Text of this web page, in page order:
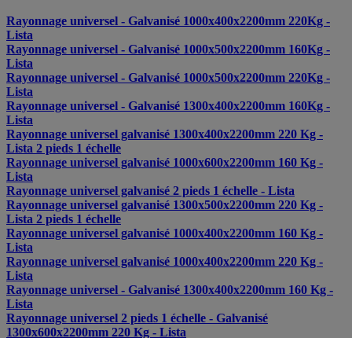
Rayonnage universel - Galvanisé 1000x400x2200mm 220Kg -
Lista
Rayonnage universel - Galvanisé 1000x500x2200mm 160Kg -
Lista
Rayonnage universel - Galvanisé 1000x500x2200mm 220Kg -
Lista
Rayonnage universel - Galvanisé 1300x400x2200mm 160Kg -
Lista
Rayonnage universel galvanisé 1300x400x2200mm 220 Kg -
Lista 2 pieds 1 échelle
Rayonnage universel galvanisé 1000x600x2200mm 160 Kg -
Lista
Rayonnage universel galvanisé 2 pieds 1 échelle - Lista
Rayonnage universel galvanisé 1300x500x2200mm 220 Kg -
Lista 2 pieds 1 échelle
Rayonnage universel galvanisé 1000x400x2200mm 160 Kg -
Lista
Rayonnage universel galvanisé 1000x400x2200mm 220 Kg -
Lista
Rayonnage universel - Galvanisé 1300x400x2200mm 160 Kg -
Lista
Rayonnage universel 2 pieds 1 échelle - Galvanisé
1300x600x2200mm 220 Kg - Lista